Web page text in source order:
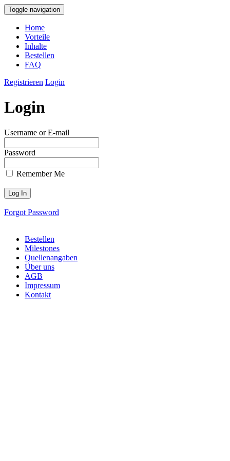
Toggle navigation
Home
Vorteile
Inhalte
Bestellen
FAQ
Registrieren Login
Login
Username or E-mail
Password
Remember Me
Forgot Password
Bestellen
Milestones
Quellenangaben
Über uns
AGB
Impressum
Kontakt